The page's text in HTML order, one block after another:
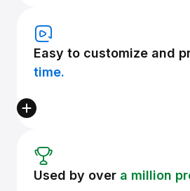
Easy to customize and
time.
Used by over a million